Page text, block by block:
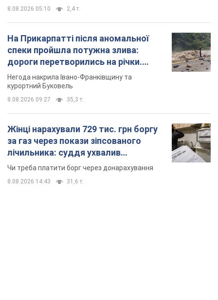
8.08.2026 05:10 2,4 т.
На Прикарпатті після аномальної
спеки пройшла потужна злива:
дороги перетворились на річки.
Відео
Негода накрила Івано-Франківщину та
курортний Буковель
8.08.2026 09:27 35,3 т.
Жінці нарахували 729 тис. грн боргу
за газ через покази зіпсованого
лічильника: суддя ухвалив
неочікуване рішення
Чи треба платити борг через донарахування
8.08.2026 14:43 31,6 т.